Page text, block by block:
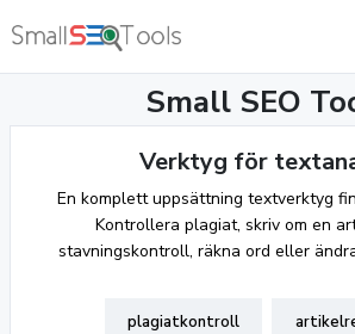
Small SEO
Verktyg för
En komplett uppsättning textverktyg
Kontrollera plagiat, skriv om en
stavningskontroll, räkna ord eller
plagiatkontroll